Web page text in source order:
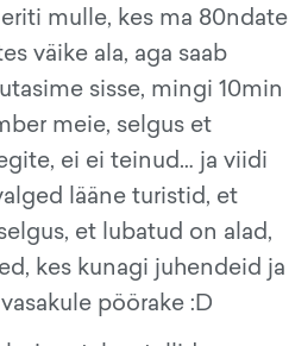
mulle, kes ma 80ndate
väike ala, aga saab
sisse, mingi 10min
meie, selgus et
ei ei teinud… ja viidi
lääne turistid, et
et lubatud on alad,
kes kunagi juhendeid ja
pöörake :D